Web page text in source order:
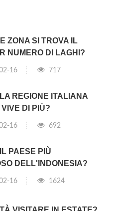
ZONA SI TROVA IL
NUMERO DI LAGHI?
16 717
REGIONE ITALIANA
VIVE DI PIÙ?
16 692
PAESE PIÙ
DELL'INDONESIA?
16 1624